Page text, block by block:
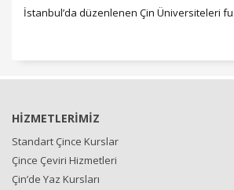
İstanbul’da düzenlenen Çin Üniversiteleri
HİZMETLERİMİZ
Standart Çince Kurslar
Çince Çeviri Hizmetleri
Çin’de Yaz Kursları